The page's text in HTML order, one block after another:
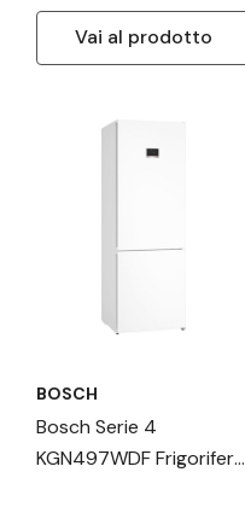
Vai al prodotto
BOSCH
Bosch Serie 4
KGN497WDF Frigorifero